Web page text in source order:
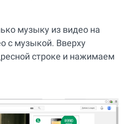
музыку из видео на
с музыкой. Вверху
строке и нажимаем